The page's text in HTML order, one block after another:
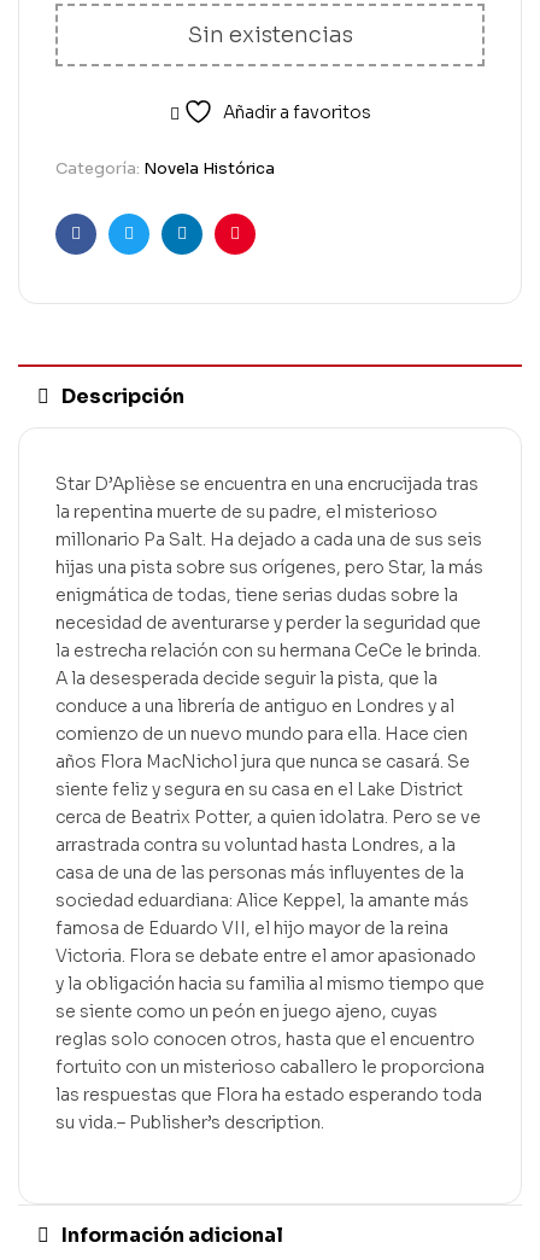
Sin existencias
Añadir a favoritos
Categoría: Novela Histórica
FacebookTwitterLinkedinPinterest
Descripción
Star D’Aplièse se encuentra en una encrucijada tras
la repentina muerte de su padre, el misterioso
millonario Pa Salt. Ha dejado a cada una de sus seis
hijas una pista sobre sus orígenes, pero Star, la más
enigmática de todas, tiene serias dudas sobre la
necesidad de aventurarse y perder la seguridad que
la estrecha relación con su hermana CeCe le brinda.
A la desesperada decide seguir la pista, que la
conduce a una librería de antiguo en Londres y al
comienzo de un nuevo mundo para ella. Hace cien
años Flora MacNichol jura que nunca se casará. Se
siente feliz y segura en su casa en el Lake District
cerca de Beatrix Potter, a quien idolatra. Pero se ve
arrastrada contra su voluntad hasta Londres, a la
casa de una de las personas más influyentes de la
sociedad eduardiana: Alice Keppel, la amante más
famosa de Eduardo VII, el hijo mayor de la reina
Victoria. Flora se debate entre el amor apasionado
y la obligación hacia su familia al mismo tiempo que
se siente como un peón en juego ajeno, cuyas
reglas solo conocen otros, hasta que el encuentro
fortuito con un misterioso caballero le proporciona
las respuestas que Flora ha estado esperando toda
su vida.– Publisher’s description.
Información adicional